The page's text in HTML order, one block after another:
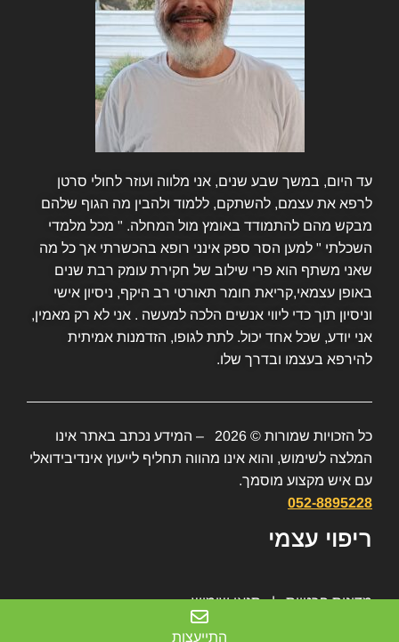
עד היום, במשך שבע שנים, אני מלווה ועוזר לחולי סרטן
לרפא את עצמם, להשתקם, ללמוד ולהבין מה הגוף שלהם
מבקש מהם להתמודד באומץ מול המחלה. " מכל מלמדי
השכלתי " למען הסר ספק אינני רופא בהכשרתי אך כל מה
שאני משתף הוא פרי שילוב של חקירת עומק רבת שנים
באופן עצמאי,קריאת חומר תאורטי רב היקף, ניסיון אישי
וניסיון תוך כדי ליווי אנשים הלכה למעשה . אני לא רק מאמין,
אני יודע, שכל אחד יכול. לתת לגופו, הזדמנות אמיתית
להירפא בעצמו ובדרך שלו.
כל הזכויות שמורות © 2026 – המידע נכתב באתר אינו
המלצה לשימוש, והוא אינו מהווה תחליף לייעוץ אינדיבידואלי
עם איש מקצוע מוסמך.
052-8895228
ריפוי עצמי
מדינות פרטיות|תנאי שימוש
התייעצות